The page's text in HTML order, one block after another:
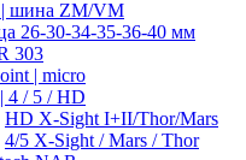
| шина ZM/VM
26-30-34-35-36-40 мм
303
| micro
4 / 5 / HD
HD X-Sight I+II/Thor/Mars
4/5 X-Sight / Mars / Thor